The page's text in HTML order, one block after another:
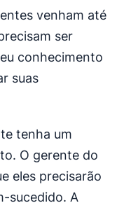
venham até
ser
conhecimento
suas
tenha um
O gerente do
eles precisarão
sucedido. A